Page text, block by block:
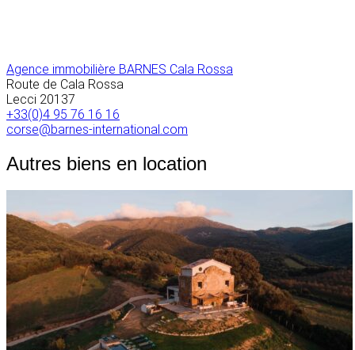
Agence immobilière BARNES Cala Rossa
Route de Cala Rossa
Lecci 20137
+33(0)4 95 76 16 16
corse@barnes-international.com
Autres biens en location